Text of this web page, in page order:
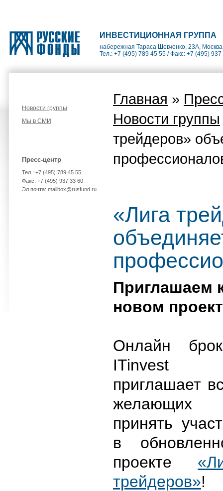
ИНВЕСТИЦИОННАЯ ГРУППА
набережная Тараса Шевченко, 23А,
Тел.: +7 (495) 789 45 55 / Факс: +7 (495)
Новости группы
Мы в СМИ
Пресс-центр
Тел.: +7 (495) 789 45 55
Факс: +7 (495) 937 33 60
Эл.почта: mailbox@rusfund.ru
Главная »
Новости группы
трейдеров»
«Лига
Приглашаем
новом
Онлайн
ITinvest
приглашает
желающих
принять
в
проекте
трейдеров»!